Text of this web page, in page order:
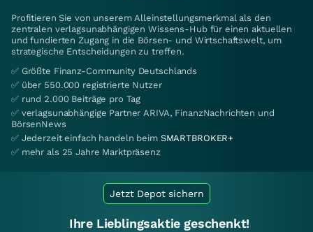
Profitieren Sie von unserem Alleinstellungsmerkmal als den
zentralen verlagsunabhängigen Wissens-Hub für einen aktuellen
und fundierten Zugang in die Börsen- und Wirtschaftswelt, um
strategische Entscheidungen zu treffen.
✅ Größte Finanz-Community Deutschlands
✅ über 550.000 registrierte Nutzer
✅ rund 2.000 Beiträge pro Tag
✅ verlagsunabhängige Partner ARIVA, FinanzNachrichten und
BörsenNews
✅ Jederzeit einfach handeln beim SMARTBROKER+
✅ mehr als 25 Jahre Marktpräsenz
Jetzt Depot sichern
Ihre Lieblingsaktie geschenkt!